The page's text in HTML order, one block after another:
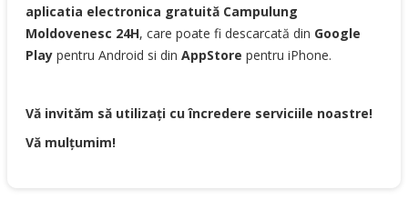
aplicatia electronica gratuită Campulung
Moldovenesc 24H, care poate fi descarcată din Google
Play pentru Android si din AppStore pentru iPhone.
Vă invităm să utilizați cu încredere serviciile noastre!
Vă mulțumim!